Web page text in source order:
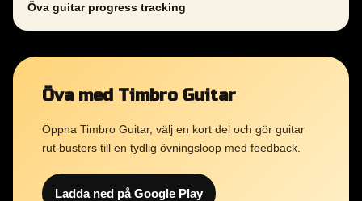
Öva guitar progress tracking
Öva med Timbro Guitar
Öppna Timbro Guitar, välj en kort del och gör guitar
rut busters till en tydlig övningsloop med feedback.
Ladda ned på Google Play